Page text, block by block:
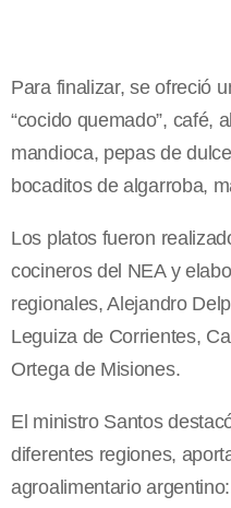
Para finalizar, se ofreció
“cocido quemado”, café,
mandioca, pepas de
bocaditos de algarroba,
Los platos fueron
cocineros del NEA y
regionales, Alejandro
Leguiza de Corrientes,
Ortega de Misiones.
El ministro Santos
diferentes regiones,
agroalimentario